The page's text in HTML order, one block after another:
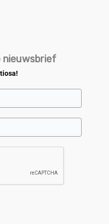
nieuwsbrief